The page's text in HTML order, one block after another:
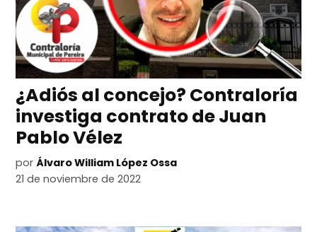
¿Adiós al concejo? Contraloría
investiga contrato de Juan
Pablo Vélez
por Álvaro William López Ossa
21 de noviembre de 2022